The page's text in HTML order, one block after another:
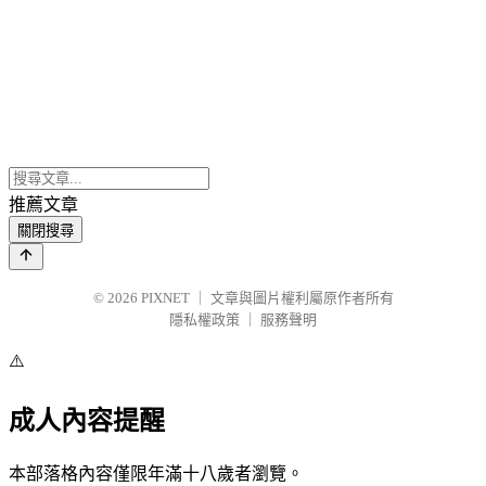
推薦文章
關閉搜尋
© 2026 PIXNET
文章與圖片權利屬原作者所有
隱私權政策
服務聲明
⚠️
成人內容提醒
本部落格內容僅限年滿十八歲者瀏覽。